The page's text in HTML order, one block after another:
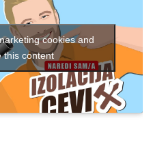
cookies and
this content